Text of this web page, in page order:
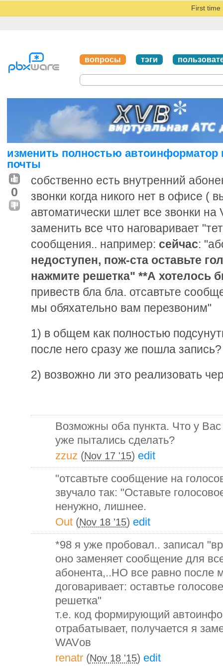
First time
вопросы тэги
изменить полностью автоинформатор
почты
0
собственно есть внутренний
звонки когда никого нет в офисе (
автоматически шлет все звонки на
заменить все что наговаривает
сообщения.. например: сейчас:
недоступен, пож-ста оставьте
нажмите решетка" **А хотелось
привеств бла бла. отсавтьте
мы обяхательно вам перезвоним"
1) в общем как полностью
после него сразу же пошла запись?
2) возвожно ли это реализовать
Возможны оба пункта. Что у
уже пытались сделать?
zzuz (Nov 17 '15) edit
"отсавтьте сообщение на
звучало так: "Оставьте
ненужно, лишнее.
Out (Nov 18 '15) edit
*98 я уже пробовал.. записал
оно заменяет сообщение для
абонента,..НО все равно после
договаривает: оставтье
решетка"
т.е. код формирующий
отрабатывает, получается я
WAVов
renatr (Nov 18 '15) edit